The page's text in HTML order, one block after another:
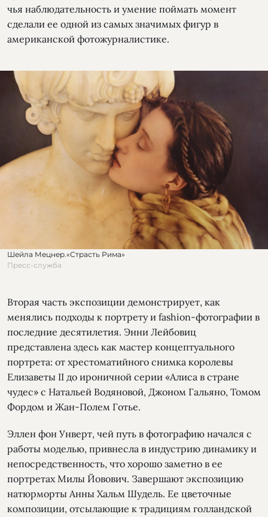
чья наблюдательность и умение поймать момент
сделали ее одной из самых значимых фигур в
американской фотожурналистике.
Шейла Мецнер.«Страсть Рима»
Пресс-служба
Вторая часть экспозиции демонстрирует, как
менялись подходы к портрету и fashion-фотографии в
последние десятилетия. Энни Лейбовиц
представлена здесь как мастер концептуального
портрета: от хрестоматийного снимка королевы
Елизаветы II до ироничной серии «Алиса в стране
чудес» с Натальей Водяновой, Джоном Гальяно, Томом
Фордом и Жан-Полем Готье.
Эллен фон Унверт, чей путь в фотографию начался с
работы моделью, привнесла в индустрию динамику и
непосредственность, что хорошо заметно в ее
портретах Милы Йовович. Завершают экспозицию
натюрморты Анны Хальм Шудель. Ее цветочные
композиции, отсылающие к традициям голландской